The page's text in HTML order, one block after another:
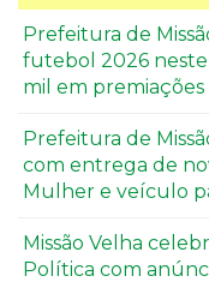
Prefeitura de
futebol 2026 neste
mil em premiações
Prefeitura de
com entrega de
Mulher e veículo
Missão Velha
Política com